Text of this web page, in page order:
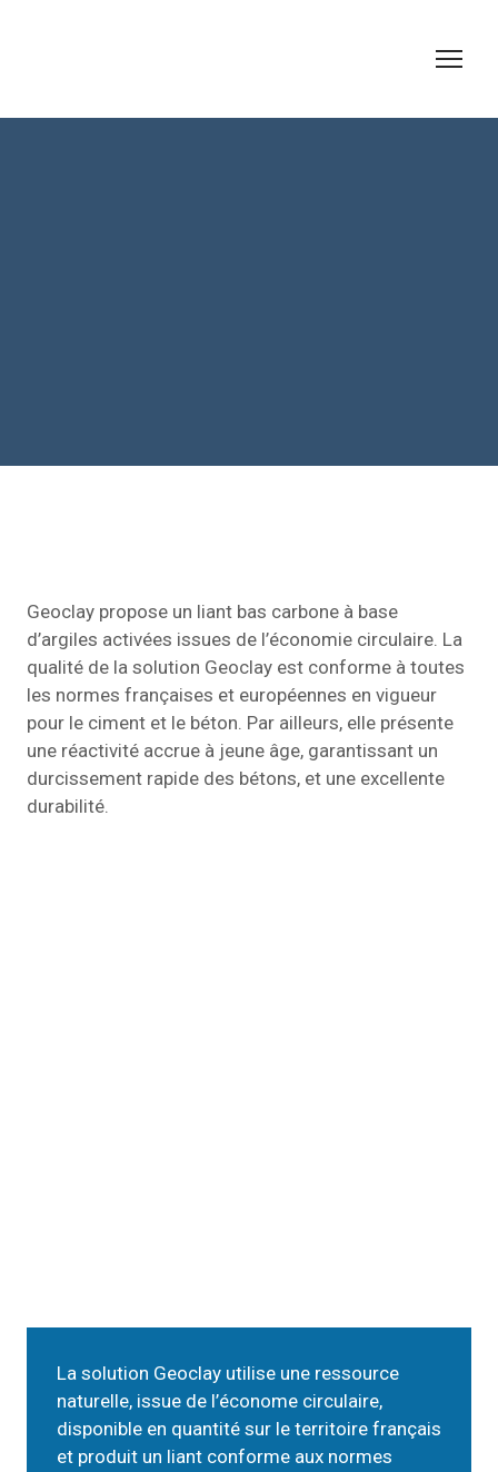
Geoclay propose un liant bas carbone à base
d’argiles activées issues de l’économie circulaire. La
qualité de la solution Geoclay est conforme à toutes
les normes françaises et européennes en vigueur
pour le ciment et le béton. Par ailleurs, elle présente
une réactivité accrue à jeune âge, garantissant un
durcissement rapide des bétons, et une excellente
durabilité.
La solution Geoclay utilise une ressource
naturelle, issue de l’économe circulaire,
disponible en quantité sur le territoire français
et produit un liant conforme aux normes